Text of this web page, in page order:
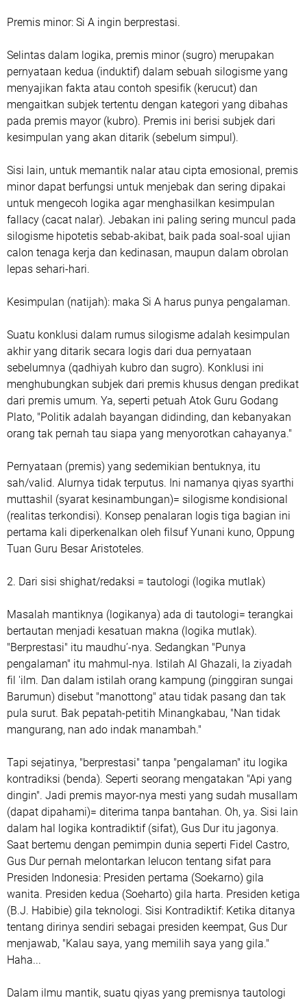
Premis minor: Si A ingin berprestasi.
Selintas dalam logika, premis minor (sugro) merupakan
pernyataan kedua (induktif) dalam sebuah silogisme yang
menyajikan fakta atau contoh spesifik (kerucut) dan
mengaitkan subjek tertentu dengan kategori yang dibahas
pada premis mayor (kubro). Premis ini berisi subjek dari
kesimpulan yang akan ditarik (sebelum simpul).
Sisi lain, untuk memantik nalar atau cipta emosional, premis
minor dapat berfungsi untuk menjebak dan sering dipakai
untuk mengecoh logika agar menghasilkan kesimpulan
fallacy (cacat nalar). Jebakan ini paling sering muncul pada
silogisme hipotetis sebab-akibat, baik pada soal-soal ujian
calon tenaga kerja dan kedinasan, maupun dalam obrolan
lepas sehari-hari.
Kesimpulan (natijah): maka Si A harus punya pengalaman.
Suatu konklusi dalam rumus silogisme adalah kesimpulan
akhir yang ditarik secara logis dari dua pernyataan
sebelumnya (qadhiyah kubro dan sugro). Konklusi ini
menghubungkan subjek dari premis khusus dengan predikat
dari premis umum. Ya, seperti petuah Atok Guru Godang
Plato, "Politik adalah bayangan didinding, dan kebanyakan
orang tak pernah tau siapa yang menyorotkan cahayanya."
Pernyataan (premis) yang sedemikian bentuknya, itu
sah/valid. Alurnya tidak terputus. Ini namanya qiyas syarthi
muttashil (syarat kesinambungan)= silogisme kondisional
(realitas terkondisi). Konsep penalaran logis tiga bagian ini
pertama kali diperkenalkan oleh filsuf Yunani kuno, Oppung
Tuan Guru Besar Aristoteles.
2. Dari sisi shighat/redaksi = tautologi (logika mutlak)
Masalah mantiknya (logikanya) ada di tautologi= terangkai
bertautan menjadi kesatuan makna (logika mutlak).
"Berprestasi" itu maudhu’-nya. Sedangkan "Punya
pengalaman" itu mahmul-nya. Istilah Al Ghazali, la ziyadah
fil 'ilm. Dan dalam istilah orang kampung (pinggiran sungai
Barumun) disebut "manottong" atau tidak pasang dan tak
pula surut. Bak pepatah-petitih Minangkabau, "Nan tidak
mangurang, nan ado indak manambah."
Tapi sejatinya, "berprestasi" tanpa "pengalaman" itu logika
kontradiksi (benda). Seperti seorang mengatakan "Api yang
dingin". Jadi premis mayor-nya mesti yang sudah musallam
(dapat dipahami)= diterima tanpa bantahan. Oh, ya. Sisi lain
dalam hal logika kontradiktif (sifat), Gus Dur itu jagonya.
Saat bertemu dengan pemimpin dunia seperti Fidel Castro,
Gus Dur pernah melontarkan lelucon tentang sifat para
Presiden Indonesia: Presiden pertama (Soekarno) gila
wanita. Presiden kedua (Soeharto) gila harta. Presiden ketiga
(B.J. Habibie) gila teknologi. Sisi Kontradiktif: Ketika ditanya
tentang dirinya sendiri sebagai presiden keempat, Gus Dur
menjawab, "Kalau saya, yang memilih saya yang gila."
Haha...
Dalam ilmu mantik, suatu qiyas yang premisnya tautologi